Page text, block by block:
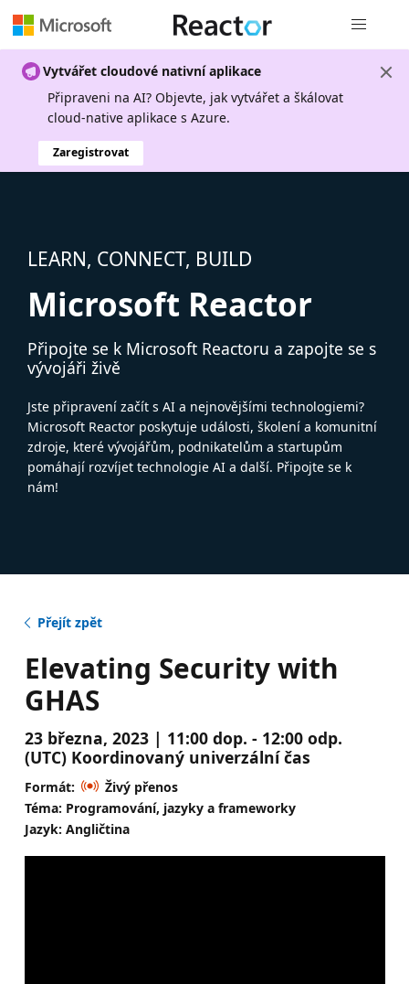
Vytvářet cloudové nativní aplikace
Připraveni na AI? Objevte, jak vytvářet a škálovat
cloud-native aplikace s Azure.
Zaregistrovat
LEARN, CONNECT, BUILD
Microsoft Reactor
Připojte se k Microsoft Reactoru a zapojte se s
vývojáři živě
Jste připravení začít s AI a nejnovějšími technologiemi?
Microsoft Reactor poskytuje události, školení a komunitní
zdroje, které vývojářům, podnikatelům a startupům
pomáhají rozvíjet technologie AI a další. Připojte se k
nám!
Přejít zpět
Elevating Security with
GHAS
23 března, 2023 | 11:00 dop. - 12:00 odp.
(UTC) Koordinovaný univerzální čas
Formát:
Živý přenos
Téma: Programování, jazyky a frameworky
Jazyk: Angličtina